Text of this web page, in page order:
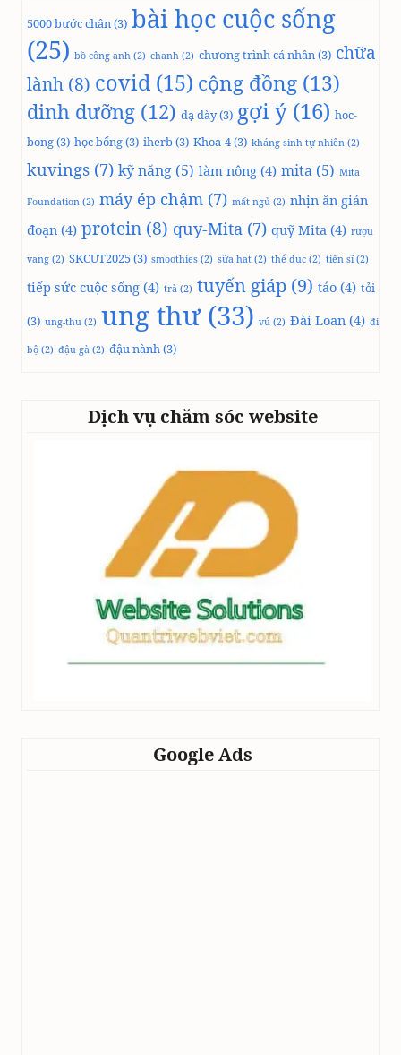
5000 bước chân(3) bài học cuộc sống
(25) bồ công anh (2) chanh (2) chương trình cá nhân(3) chữa
lành (8) covid (15) cộng đồng (13)
dinh dưỡng (12) dạ dày(3) gợi ý (16) hoc-
bong(3) học bổng(3) iherb(3) Khoa-4(3) kháng sinh tự nhiên (2)
kuvings (7) kỹ năng (5) làm nông (4) mita (5) Mita
Foundation (2) máy ép chậm (7) mất ngủ (2) nhịn ăn gián
đoạn (4) protein (8) quy-Mita (7) quỹ Mita (4) rượu
vang (2) SKCUT2025(3) smoothies (2) sữa hạt (2) thể dục (2) tiến sĩ(2)
tiếp sức cuộc sống (4) trà (2) tuyến giáp (9) táo (4) tỏi
(3) ung-thu (2) ung thư(33) vú (2) Đài Loan (4) đi
bộ (2) đậu gà (2) đậu nành(3)
Dịch vụ chăm sóc website
Google Ads